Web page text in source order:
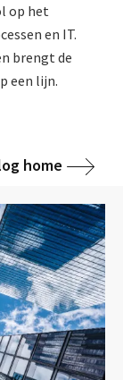
op het
en IT.
brengt de
een lijn.
home